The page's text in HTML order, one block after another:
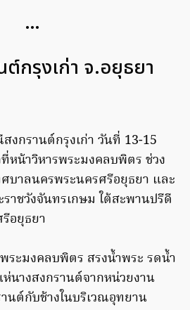
…
กรุงเก่า จ.อยุธยา
งกรานต์กรุงเก่า วันที่ 13-15
หน้าวิหารพระมงคลบพิตร ช่วง
บาลนครพระนครศรีอยุธยา และ
ราชวังจันทรเกษม ใต้สะพานปรีดี
อยุธยา
ระมงคลบพิตร สรงน้ำพระ รดน้ำ
นางสงกรานต์จากหน่วยงาน
นต์กับช้างในบริเวณอุทยาน